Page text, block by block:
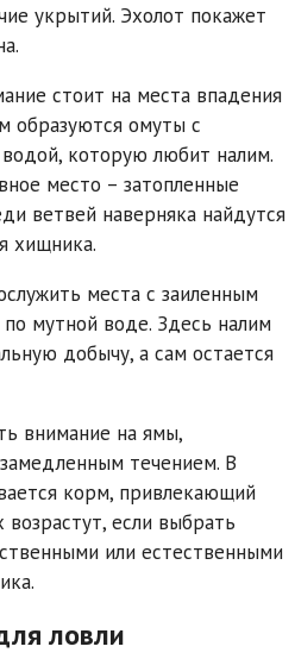
укрытий. Эхолот покажет
стоит на места впадения
образуются омуты с
которую любит налим.
место – затопленные
ветвей наверняка найдутся
хищника.
места с заиленным
мутной воде. Здесь налим
добычу, а сам остается
внимание на ямы,
течением. В
корм, привлекающий
если выбрать
или естественными
ловли